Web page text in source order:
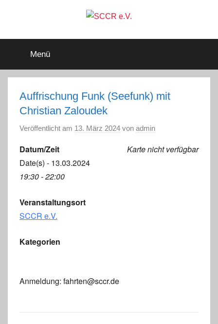
SCCR
e.V.
Deutschen
Segler-
Verband
Menü
Auffrischung Funk (Seefunk) mit
Christian Zaloudek
Veröffentlicht am 13. März 2024 von admin
Karte nicht verfügbar
Datum/Zeit
Date(s) - 13.03.2024
19:30 - 22:00
Veranstaltungsort
SCCR e.V.
Kategorien
Anmeldung: fahrten@sccr.de